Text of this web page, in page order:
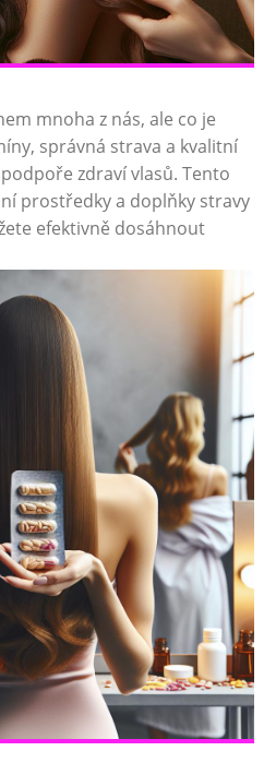
mnoha z nás, ale co je
správná strava a kvalitní
zdraví vlasů. Tento
prostředky a doplňky stravy
efektivně dosáhnout